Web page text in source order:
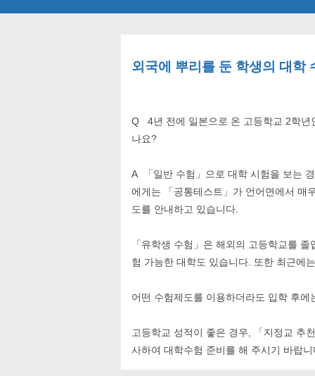
외국에 뿌리를 둔 학생의 대학
Q 4년 전에 일본으로 온 고등학교 2학년
나요?
A 「일반 수험」으로 대학 시험을 보는
에게는 「공통테스트」가 언어면에서 매
도를 안내하고 있습니다.
「유학생 수험」은 해외의 고등학교를
험 가능한 대학도 있습니다. 또한 최근에
어떤 수험제도를 이용하더라도 입학 후
고등학교 성적이 좋은 경우, 「지정교 추
사하여 대학수험 준비를 해 주시기 바랍니